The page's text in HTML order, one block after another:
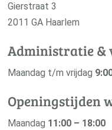
Gierstraat 3
2011 GA Haarlem
Administratie &
Maandag t/m vrijdag
Openingstijden
Maandag 11:00 – 18:00